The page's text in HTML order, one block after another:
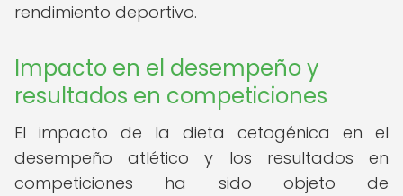
rendimiento deportivo.
Impacto en el desempeño y
resultados en competiciones
El impacto de la dieta cetogénica en el
desempeño atlético y los resultados en
competiciones ha sido objeto de